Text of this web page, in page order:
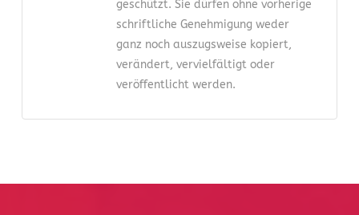
geschützt. Sie dürfen ohne vorherige
schriftliche Genehmigung weder
ganz noch auszugsweise kopiert,
verändert, vervielfältigt oder
veröffentlicht werden.